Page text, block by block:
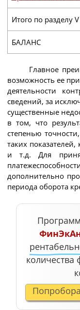
Итого по разделу V
БАЛАНС
Главное
возможность ее
деятельности
сведений, за
существенные
в том, что
степенью
таких показателей,
и т.д. Для
дополнительно
периода оборота
количества